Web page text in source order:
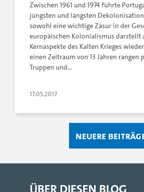
Zwischen 1961 und 1974 führte
jüngsten und längsten
sowohl eine wichtige Zäsur in der
europäischen Kolonialismus darstellt
Kernaspekte des Kalten Krieges
einen Zeitraum von 13 Jahren rangen
Truppen und…
17.05.2017
Neuere